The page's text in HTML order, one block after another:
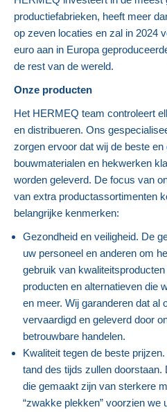
productiefabrieken, heeft meer
op zeven locaties en zal in 2024
euro aan in Europa
de rest van de wereld.
Onze producten
Het HERMEQ team controleert
en distribueren. Ons
zorgen ervoor dat wij de beste en
bouwmaterialen en hekwerken
worden geleverd. De focus van
van extra productassortimenten
belangrijke kenmerken:
Gezondheid en veiligheid. De
uw personeel en anderen om
gebruik van
producten en alternatieven die
en meer. Wij garanderen dat al
vervaardigd en geleverd door
betrouwbare handelen.
Kwaliteit tegen de beste
tand des tijds zullen doorstaan.
die gemaakt zijn van sterkere
“zwakke plekken” voorzien we